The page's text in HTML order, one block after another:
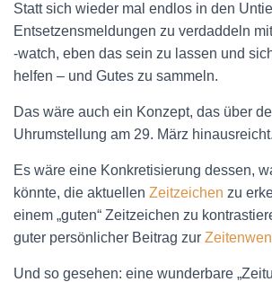
Statt sich wieder mal endlos in den
Entsetzensmeldungen zu verdaddeln
-watch, eben das sein zu lassen und
helfen – und Gutes zu sammeln.
Das wäre auch ein Konzept, das über
Uhrumstellung am 29. März hinausreicht.
Es wäre eine Konkretisierung dessen,
könnte, die aktuellen Zeitzeichen zu
einem „guten“ Zeitzeichen zu
guter persönlicher Beitrag zur
Und so gesehen: eine wunderbare